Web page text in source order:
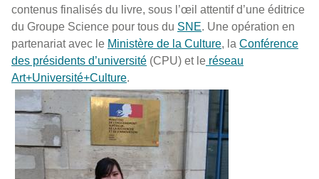
contenus finalisés du livre, sous l’œil attentif d’une éditrice
du Groupe Science pour tous du SNE. Une opération en
partenariat avec le Ministère de la Culture, la Conférence
des présidents d’université (CPU) et le réseau
Art+Université+Culture.